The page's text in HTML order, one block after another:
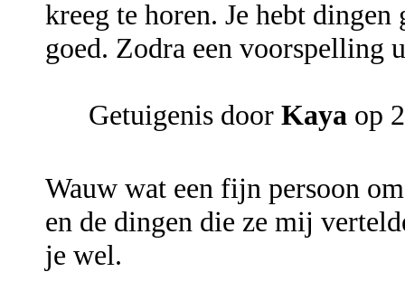
kreeg te horen. Je hebt
goed. Zodra een voorspelling
Getuigenis door Kaya op
Wauw wat een fijn persoon
en de dingen die ze mij
je wel.